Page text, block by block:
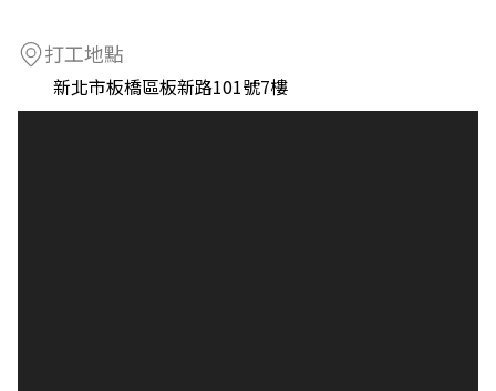
打工地點
新北市板橋區板新路101號7樓